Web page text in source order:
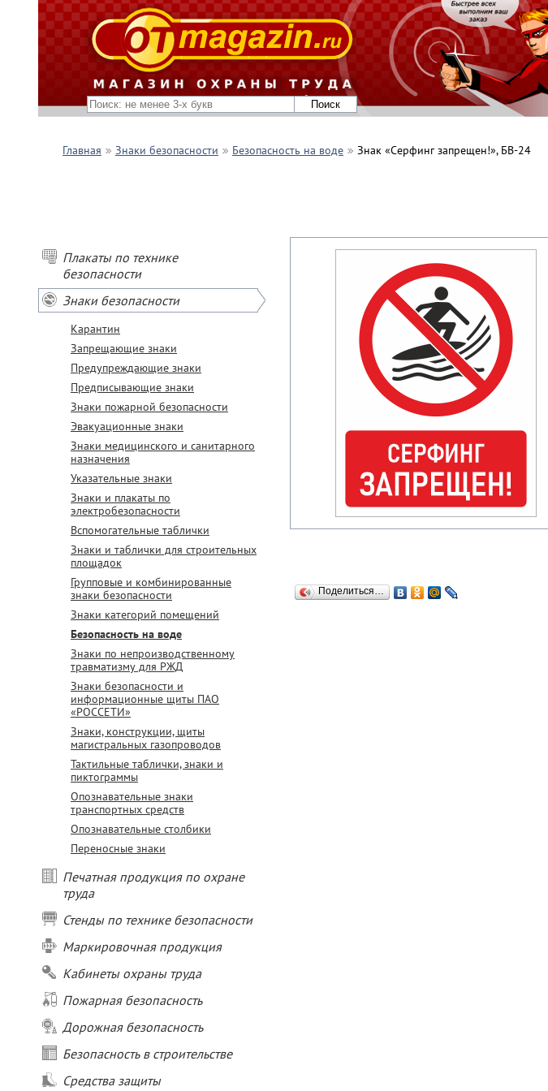
Главная Знаки безопасности Безопасность на воде Знак «Серфинг запрещен!», БВ-24
Плакаты по технике
безопасности
Знаки безопасности
Карантин
Запрещающие знаки
Предупреждающие знаки
Предписывающие знаки
Знаки пожарной безопасности
Эвакуационные знаки
Знаки медицинского и санитарного
назначения
Указательные знаки
Знаки и плакаты по
электробезопасности
Вспомогательные таблички
Знаки и таблички для строительных
площадок
Групповые и комбинированные
знаки безопасности
Знаки категорий помещений
Безопасность на воде
Знаки по непроизводственному
травматизму для РЖД
Знаки безопасности и
информационные щиты ПАО
«РОССЕТИ»
Знаки, конструкции, щиты
магистральных газопроводов
Тактильные таблички, знаки и
пиктограммы
Опознавательные знаки
транспортных средств
Опознавательные столбики
Переносные знаки
Печатная продукция по охране
труда
Стенды по технике безопасности
Маркировочная продукция
Кабинеты охраны труда
Пожарная безопасность
Дорожная безопасность
Безопасность в строительстве
Средства защиты
Поделиться…